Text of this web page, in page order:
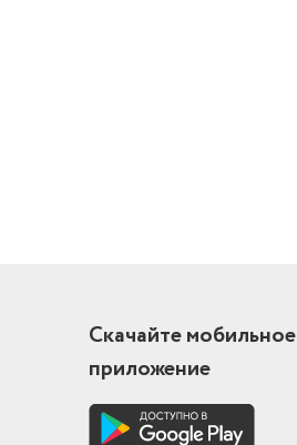
Скачайте мобильное
приложение